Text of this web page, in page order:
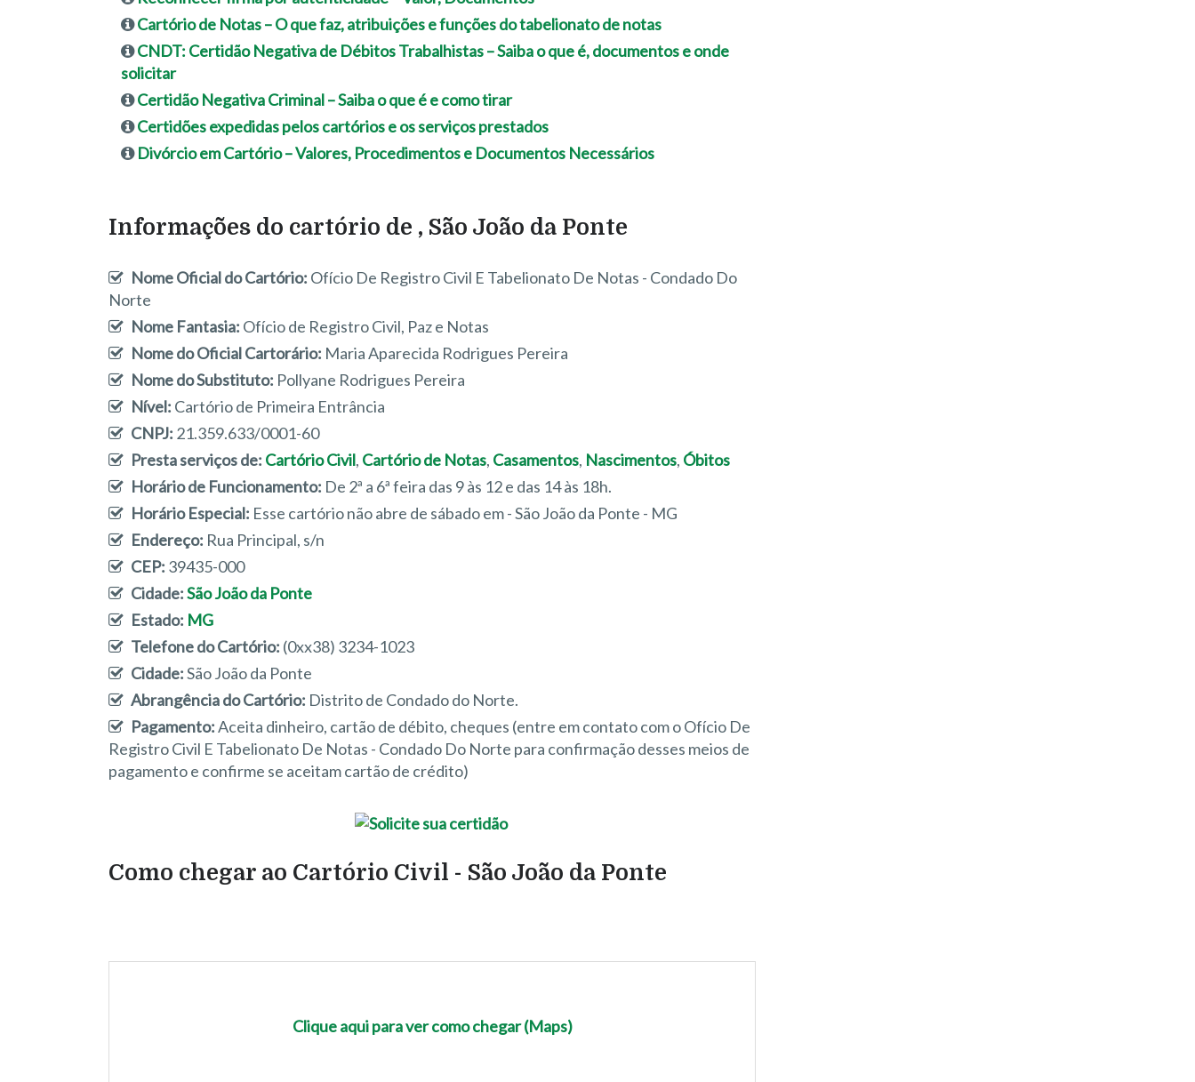
Cartório de Notas – O que faz, atribuições e funções do tabelionato de notas
CNDT: Certidão Negativa de Débitos Trabalhistas – Saiba o que é, documentos e onde
solicitar
Certidão Negativa Criminal – Saiba o que é e como tirar
Certidões expedidas pelos cartórios e os serviços prestados
Divórcio em Cartório – Valores, Procedimentos e Documentos Necessários
Informações do cartório de , São João da Ponte
Nome Oficial do Cartório: Ofício De Registro Civil E Tabelionato De Notas - Condado Do
Norte
Nome Fantasia: Ofício de Registro Civil, Paz e Notas
Nome do Oficial Cartorário: Maria Aparecida Rodrigues Pereira
Nome do Substituto: Pollyane Rodrigues Pereira
Nível: Cartório de Primeira Entrância
CNPJ: 21.359.633/0001-60
Presta serviços de: Cartório Civil, Cartório de Notas, Casamentos, Nascimentos, Óbitos
Horário de Funcionamento: De 2ª a 6ª feira das 9 às 12 e das 14 às 18h.
Horário Especial: Esse cartório não abre de sábado em - São João da Ponte - MG
Endereço: Rua Principal, s/n
CEP: 39435-000
Cidade:São João da Ponte
Estado: MG
Telefone do Cartório: (0xx38) 3234-1023
Cidade:São João da Ponte
Abrangência do Cartório: Distrito de Condado do Norte.
Pagamento:Aceita dinheiro, cartão de débito, cheques (entre em contato com o Ofício De
Registro Civil E Tabelionato De Notas - Condado Do Norte para confirmação desses meios de
pagamento e confirme se aceitam cartão de crédito)
Como chegar ao Cartório Civil - São João da Ponte
Clique aqui para ver como chegar (Maps)